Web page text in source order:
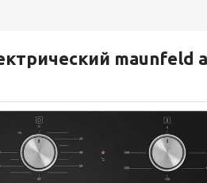
maunfeld